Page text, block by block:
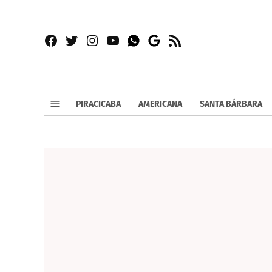
Facebook
TwitterInstagram
YouTubeWhatsapp
Google
RSS
PIRACICABA AMERICANA SANTA BÁRBARA